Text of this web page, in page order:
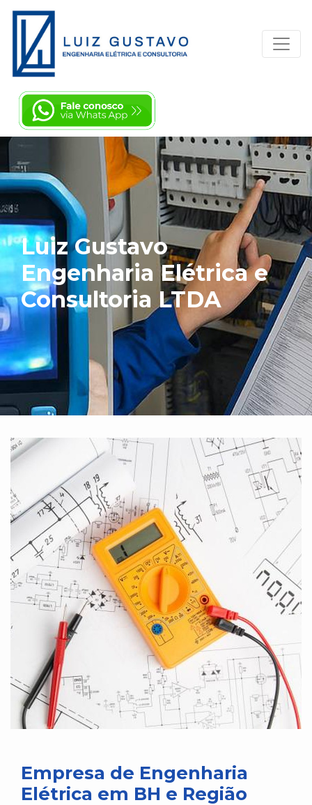
Luiz Gustavo
Engenharia Elétrica e
Consultoria LTDA
Empresa de Engenharia
Elétrica em BH e Região